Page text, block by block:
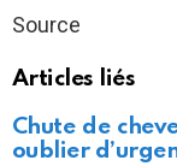
Source
Articles liés
Chute de
oublier